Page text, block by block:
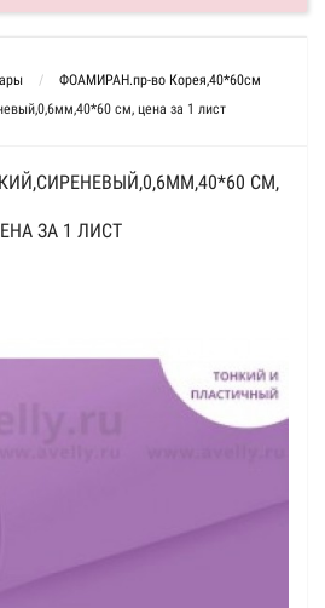
ФОАМИРАН.пр-во Корея,40*60см
см, цена за 1 лист
СМ,
ЗА 1 ЛИСТ